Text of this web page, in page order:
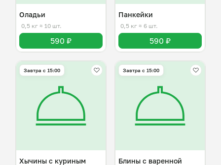
Оладьи
0,5 кг ≈ 10 шт.
590 ₽
Панкейки
0,5 кг ≈ 6 шт.
590 ₽
Завтра c 15:00
Хычины с куриным
Завтра c 15:00
Блины с варенной